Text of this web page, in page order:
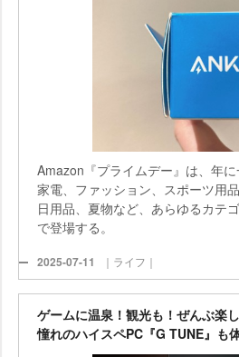
Amazon『プライムデー』は、年に
家電、ファッション、スポーツ用
日用品、夏物など、あらゆるカテ
で登場する。
2025-07-11 ｜ライフ｜
ゲームに温泉！観光も！ぜんぶ楽
憧れのハイスペPC『G TUNE』も